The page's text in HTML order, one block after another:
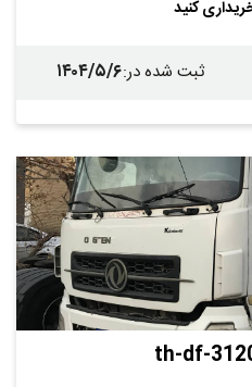
کنید
ثبت شده در:۱۴۰۴/۵/۶